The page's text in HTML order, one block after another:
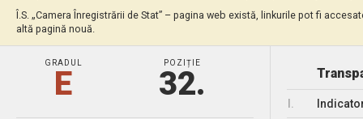
Î.S. „Camera Înregistrării de Stat” – pagina web există, linkurile pot fi
altă pagină nouă.
GRADUL
E
POZIȚIE
32.